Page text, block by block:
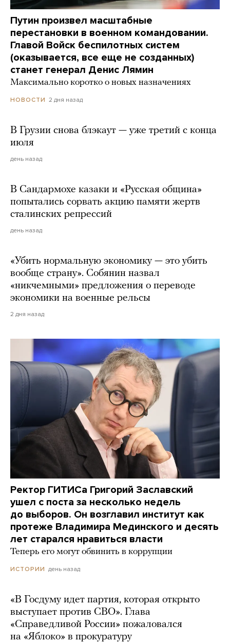
Путин произвел масштабные
перестановки в военном командовании.
Главой Войск беспилотных систем
(оказывается, все еще не созданных)
станет генерал Денис Лямин
Максимально коротко о новых назначениях
НОВОСТИ 2 дня назад
В Грузии снова блэкаут — уже третий с конца
июля
день назад
В Сандармохе казаки и «Русская община»
попытались сорвать акцию памяти жертв
сталинских репрессий
день назад
«Убить нормальную экономику — это убить
вообще страну». Собянин назвал
«никчемными» предложения о переводе
экономики на военные рельсы
2 дня назад
Ректор ГИТИСа Григорий Заславский
ушел с поста за несколько недель
до выборов. Он возглавил институт как
протеже Владимира Мединского и десять
лет старался нравиться власти
Теперь его могут обвинить в коррупции
ИСТОРИИ день назад
«В Госдуму идет партия, которая открыто
выступает против СВО». Глава
«Справедливой России» пожаловался
на «Яблоко» в прокуратуру